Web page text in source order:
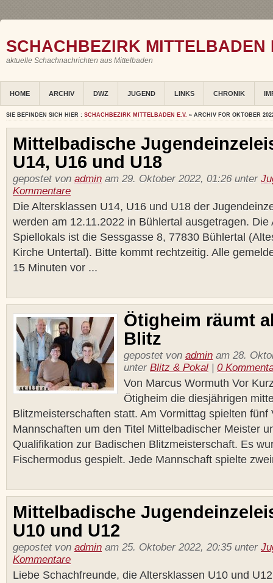
SCHACHBEZIRK MITTELBADEN
aktuelle Schachnachrichten aus Mittelbaden
HOME ARCHIV DWZ JUGEND LINKS CHRONIK
SIE BEFINDEN SICH HIER : SCHACHBEZIRK MITTELBADEN E.V. » ARCHIV FOR OKTOBER
Mittelbadische
U14, U16 und U18
gepostet von admin am 29. Oktober 2022, 01:26 unter
Kommentare
Die Altersklassen U14, U16 und U18 der
werden am 12.11.2022 in Bühlertal ausgetragen. Die
Spiellokals ist die Sessgasse 8, 77830 Bühlertal
Kirche Untertal). Bitte kommt rechtzeitig. Alle
15 Minuten vor ...
Ötigheim räumt
Blitz
gepostet von admin am 28.
unter Blitz & Pokal 0
Von Marcus Wormuth Vor
Ötigheim die diesjährigen
Blitzmeisterschaften statt. Am Vormittag spielten fünf
Mannschaften um den Titel Mittelbadischer Meister
Qualifikation zur Badischen Blitzmeisterschaft. Es
Fischermodus gespielt. Jede Mannschaft spielte
Mittelbadische
U10 und U12
gepostet von admin am 25. Oktober 2022, 20:35 unter
Kommentare
Liebe Schachfreunde, die Altersklassen U10 und